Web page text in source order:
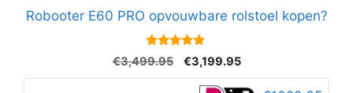
Robooter E60 PRO opvouwbare rolstoel kopen?
4.7
van 5
€3,499.95
Oorspronkelijke
prijs
€3,199.95Huidige
prijs